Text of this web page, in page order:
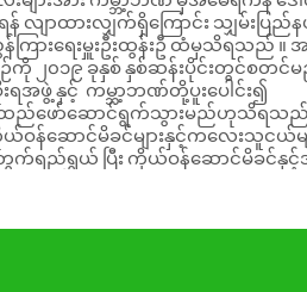
လျာထားလျှက်ရှိကြောင်း သျှမ်းပြ
ားရေးမှူးဦးထွန်းဦ ထံမှသိရသည် ။ အဆိုပါ ထောက်ပံ့
၂၀၁၉ ခုနှစ် နှစ်ဆန်းပိုင်းတွင်စတင်မည်
ရအဖွဲ့ နှင့် ကမ္ဘာ့ဘဏ်တို့ပူးပေါင်း၍
ာ်ဆောင်ရွက်သွားမည်ဟုသိရသည် ။ သျှမ်းပြည်
န်ဆောင်မိခင်များနှင့်ကလေးသူငယ်မ
တွက်ရည်ရွယ် ပြီး ကိုယ်ဝန်ဆောင်မိခင်နှ